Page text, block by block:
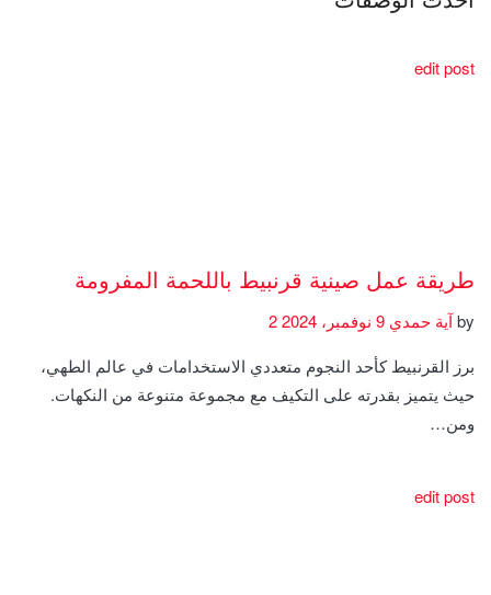
edit post
طريقة عمل صينية قرنبيط باللحمة المفرومة
byآية حمدي
برز القرنبيط كأحد النجوم متعددي الاستخدامات في عالم الطهي،
حيث يتميز بقدرته على التكيف مع مجموعة متنوعة من النكهات.
ومن…
edit post